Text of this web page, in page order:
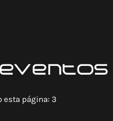
esta página: 3